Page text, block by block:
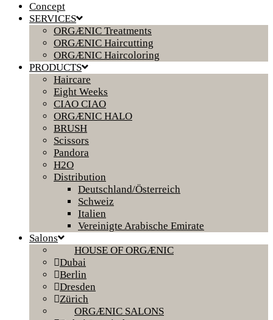
Concept
SERVICES
ORGÆNIC Treatments
ORGÆNIC Haircutting
ORGÆNIC Haircoloring
PRODUCTS
Haircare
Eight Weeks
CIAO CIAO
ORGÆNIC HALO
BRUSH
Scissors
Pandora
H2O
Distribution
Deutschland/Österreich
Schweiz
Italien
Vereinigte Arabische Emirate
Salons
HOUSE OF ORGÆNIC
Dubai
Berlin
Dresden
Zürich
ORGÆNIC SALONS